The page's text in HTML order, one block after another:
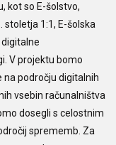
kot so E-šolstvo,
stoletja 1:1, E-šolska
digitalne
V projektu bomo
področju digitalnih
vsebin računalništva
dosegli s celostnim
sprememb. Za